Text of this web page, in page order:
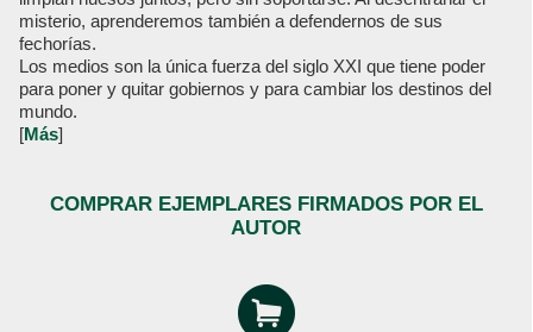
misterio, aprenderemos también a defendernos de sus
fechorías.
Los medios son la única fuerza del siglo XXI que tiene poder
para poner y quitar gobiernos y para cambiar los destinos del
mundo.
[Más]
COMPRAR EJEMPLARES FIRMADOS POR EL
AUTOR